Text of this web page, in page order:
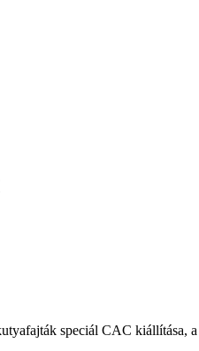
speciál CAC kiállítása,